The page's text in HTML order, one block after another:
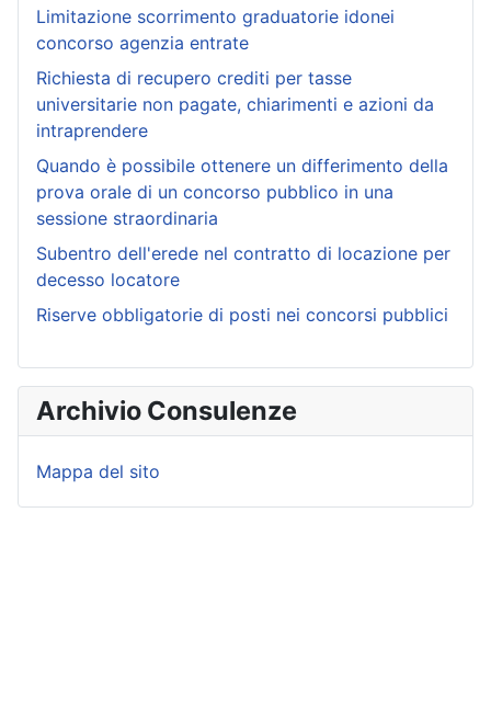
Limitazione scorrimento graduatorie idonei
concorso agenzia entrate
Richiesta di recupero crediti per tasse
universitarie non pagate, chiarimenti e azioni da
intraprendere
Quando è possibile ottenere un differimento della
prova orale di un concorso pubblico in una
sessione straordinaria
Subentro dell'erede nel contratto di locazione per
decesso locatore
Riserve obbligatorie di posti nei concorsi pubblici
Archivio Consulenze
Mappa del sito